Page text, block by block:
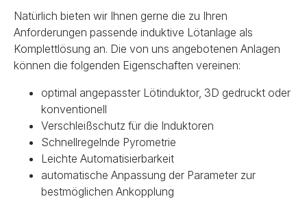
Natürlich bieten wir Ihnen gerne die zu Ihren
Anforderungen passende induktive Lötanlage als
Komplettlösung an. Die von uns angebotenen Anlagen
können die folgenden Eigenschaften vereinen:
optimal angepasster Lötinduktor, 3D gedruckt oder
konventionell
Verschleißschutz für die Induktoren
Schnellregelnde Pyrometrie
Leichte Automatisierbarkeit
automatische Anpassung der Parameter zur
bestmöglichen Ankopplung